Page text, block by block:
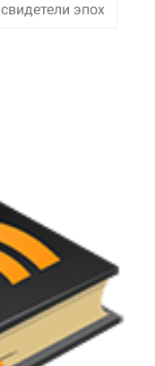
свидетели эпох